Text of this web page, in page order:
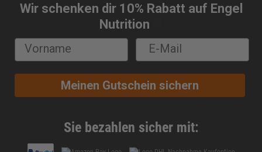
Wir schenken dir 10% Rabatt auf Engel
Nutrition
Meinen Gutschein sichern
Sie bezahlen sicher mit: